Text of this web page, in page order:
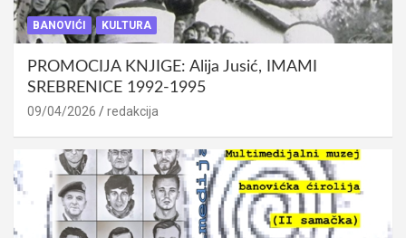
BANOVIĆI KULTURA
PROMOCIJA KNJIGE: Alija Jusić, IMAMI
SREBRENICE 1992-1995
09/04/2026 redakcija